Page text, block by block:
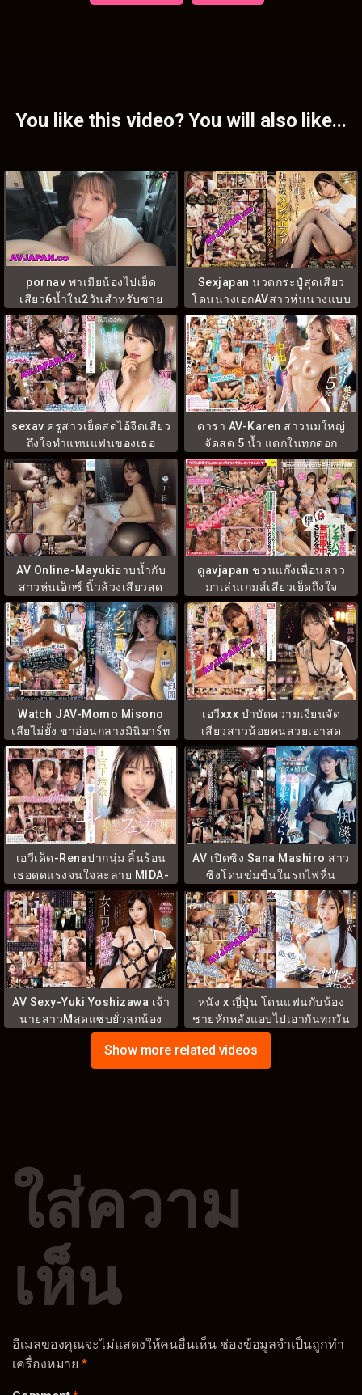
You like this video? You will also like...
pornav พาเมียน้องไปเย็ด
เสียว6น้ำใน2วันสำหรับชาย
ชรา MOGI-137
Sexjapan นวดกระปู๋สุดเสียว
โดนนางเอกAVสาวหุ่นนางแบบ
IPZZ-309
sexav ครูสาวเย็ดสดไอ้จืดเสียว
ถึงใจทำแทนแฟนของเธอ
SONE-235
ดารา AV-Karen สาวนมใหญ่
จัดสด 5 น้ำ แตกในทุกดอก
PPPE-374
AV Online-Mayukiอาบน้ำกับ
สาวหุ่นเอ็กซ์ นิ้วล้วงเสียวสุด
ฟอง FWAY-065
ดูavjapan ชวนแก๊งเพื่อนสาว
มาเล่นเกมส์เสียวเย็ดถึงใจ
SDAM-115
Watch JAV-Momo Misono
เลียไม่ยั้ง ขาอ่อนกลางมินิมาร์ท
FNS-043
เอวีxxx บำบัดความเงี่ยนจัด
เสียวสาวน้อยคนสวยเอาสด
ถึงใจ SONE-191
เอวีเด็ด-Renaปากนุ่ม ลิ้นร้อน
เธอดูดแรงจนใจละลาย MIDA-
161
AV เปิดซิง Sana Mashiro สาว
ซิงโดนข่มขืนในรถไฟหื่น
MIDA-682
AV Sexy-Yuki Yoshizawa เจ้า
นายสาวMสุดแซ่บยั่วลูกน้อง
LUCY-016
หนัง x ญี่ปุ่น โดนแฟนกับน้อง
ชายหักหลังแอบไปเอากันทุกวัน
DASS-439
Show more related videos
ใส่ความ
เห็น
อีเมลของคุณจะไม่แสดงให้คนอื่นเห็น ช่องข้อมูลจำเป็นถูกทำ
เครื่องหมาย*